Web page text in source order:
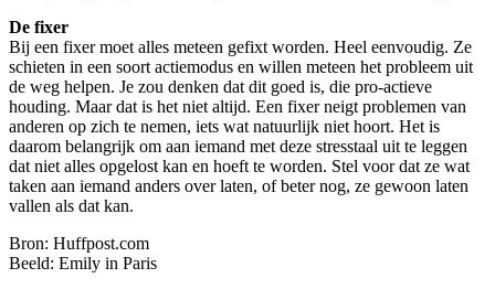
De fixer
Bij een fixer moet alles meteen gefixt worden. Heel eenvoudig. Ze
schieten in een soort actiemodus en willen meteen het probleem uit
de weg helpen. Je zou denken dat dit goed is, die pro-actieve
houding. Maar dat is het niet altijd. Een fixer neigt problemen van
anderen op zich te nemen, iets wat natuurlijk niet hoort. Het is
daarom belangrijk om aan iemand met deze stresstaal uit te leggen
dat niet alles opgelost kan en hoeft te worden. Stel voor dat ze wat
taken aan iemand anders over laten, of beter nog, ze gewoon laten
vallen als dat kan.
Bron: Huffpost.com
Beeld: Emily in Paris